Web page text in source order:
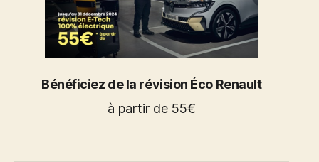
Bénéficiez de la révision Éco Renault
à partir de 55€